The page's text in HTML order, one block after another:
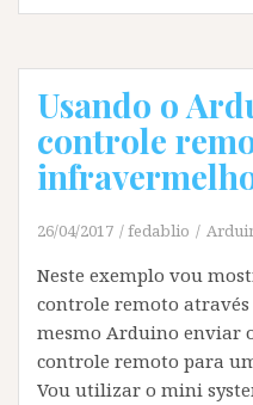
Usando o
controle
26/04/2017 fedablio
Neste exemplo vou
controle remoto
mesmo Arduino enviar
controle remoto para
Vou utilizar o mini